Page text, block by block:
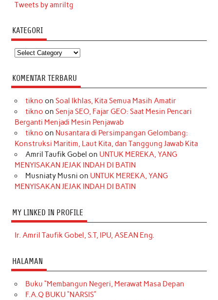
Tweets by amriltg
KATEGORI
Kategori
KOMENTAR TERBARU
tikno on Soal Ikhlas, Kita Semua Masih Amatir
tikno on Senja SEO, Fajar GEO: Saat Mesin Pencari
Berganti Menjadi Mesin Penjawab
tikno on Nusantara di Persimpangan Gelombang:
Konstruksi Maritim, Laut Kita, dan Tanggung Jawab Kita
Amril Taufik Gobel on UNTUK MEREKA, YANG
MENYISAKAN JEJAK INDAH DI BATIN
Musniaty Musni on UNTUK MEREKA, YANG
MENYISAKAN JEJAK INDAH DI BATIN
MY LINKED IN PROFILE
Ir. Amril Taufik Gobel, S.T, IPU, ASEAN Eng.
HALAMAN
Buku “Membangun Negeri, Merawat Masa Depan
F.A.Q BUKU “NARSIS”